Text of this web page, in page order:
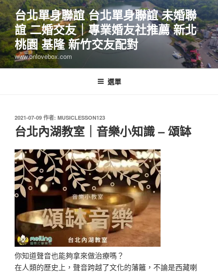
跳
至
主
要
內
容
台北單身聯誼 台北單身聯誼 未婚聯
誼 二婚交友｜專業婚友社推薦 新北
桃園 基隆 新竹交友配對
www.onlovebox.com
選單
發
佈
於
2021-07-09 作者: MUSICLESSON123
台北內湖教室｜音樂小知識 – 頌缽
你知道聲音也能夠拿來做治療嗎？
在人類的歷史上，聲音跨越了文化的藩籬，不論是西藏喇